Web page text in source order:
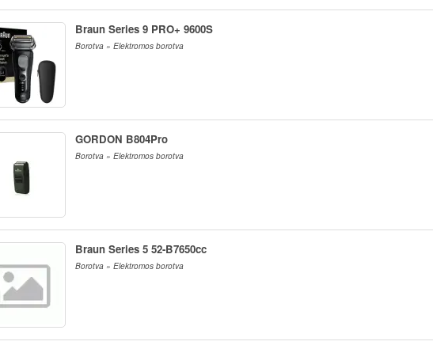
Braun Series 9 PRO+ 9600S
Borotva » Elektromos borotva
GORDON B804Pro
Borotva » Elektromos borotva
Braun Series 5 52-B7650cc
Borotva » Elektromos borotva